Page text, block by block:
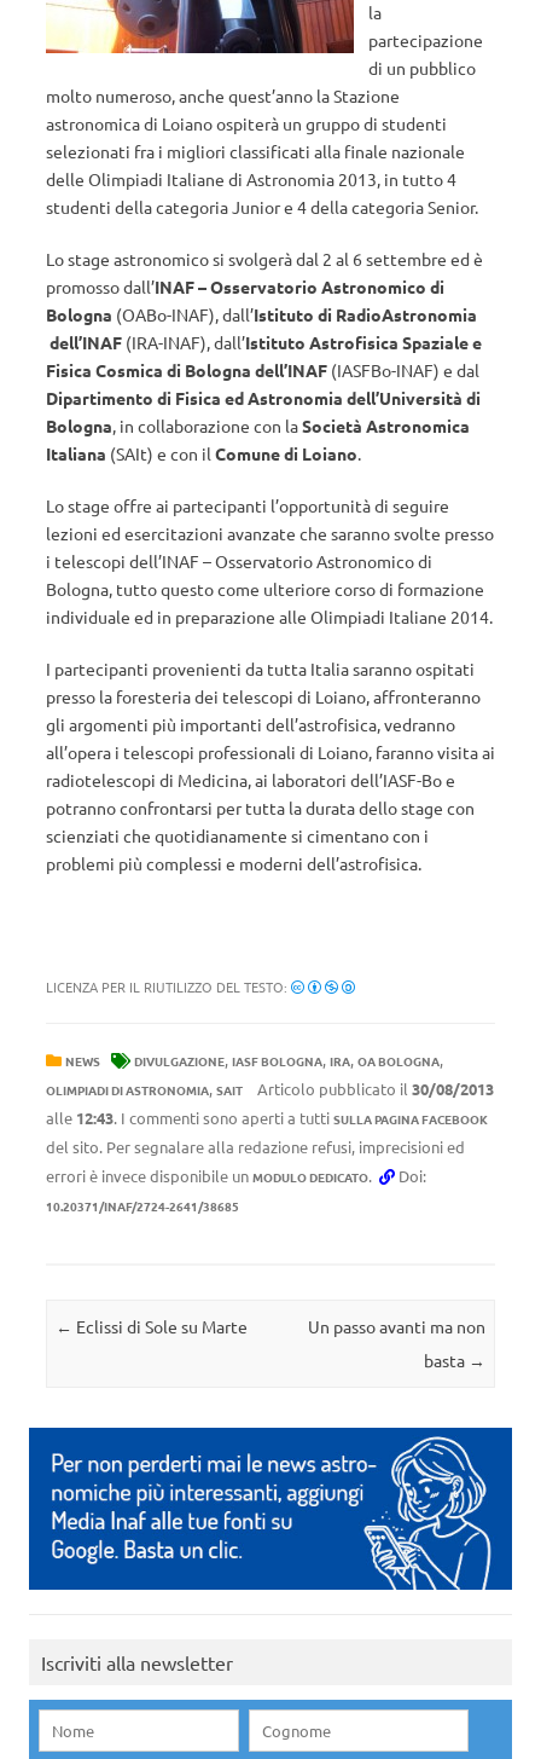
la
partecipazione
di un pubblico
molto numeroso, anche quest’anno la Stazione
astronomica di Loiano ospiterà un gruppo di studenti
selezionati fra i migliori classificati alla finale nazionale
delle Olimpiadi Italiane di Astronomia 2013, in tutto 4
studenti della categoria Junior e 4 della categoria Senior.
Lo stage astronomico si svolgerà dal 2 al 6 settembre ed è
promosso dall’INAF – Osservatorio Astronomico di
Bologna (OABo-INAF), dall’Istituto di RadioAstronomia
dell’INAF (IRA-INAF), dall’Istituto Astrofisica Spaziale e
Fisica Cosmica di Bologna dell’INAF (IASFBo-INAF) e dal
Dipartimento di Fisica ed Astronomia dell’Università di
Bologna, in collaborazione con laSocietà Astronomica
Italiana (SAIt) e con il Comune di Loiano.
Lo stage offre ai partecipanti l’opportunità di seguire
lezioni ed esercitazioni avanzate che saranno svolte presso
i telescopi dell’INAF – Osservatorio Astronomico di
Bologna, tutto questo come ulteriore corso di formazione
individuale ed in preparazione alle Olimpiadi Italiane 2014.
I partecipanti provenienti da tutta Italia saranno ospitati
presso la foresteria dei telescopi di Loiano, affronteranno
gli argomenti più importanti dell’astrofisica, vedranno
all’opera i telescopi professionali di Loiano, faranno visita ai
radiotelescopi di Medicina, ai laboratori dell’IASF-Bo e
potranno confrontarsi per tutta la durata dello stage con
scienziati che quotidianamente si cimentano con i
problemi più complessi e moderni dell’astrofisica.
LICENZA PER IL RIUTILIZZO DEL TESTO:
NEWS DIVULGAZIONE, IASF BOLOGNA, IRA, OA BOLOGNA,
OLIMPIADI DI ASTRONOMIA, SAIT Articolo pubblicato il 30/08/2013
alle 12:43. I commenti sono aperti a tutti SULLA PAGINA FACEBOOK
del sito. Per segnalare alla redazione refusi, imprecisioni ed
errori è invece disponibile un MODULO DEDICATO. Doi:
10.20371/INAF/2724-2641/38685
Navigazione articolo
← Eclissi di Sole su Marte
Un passo avanti ma non
basta →
Iscriviti alla newsletter